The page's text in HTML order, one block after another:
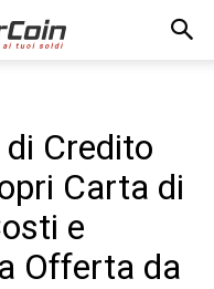
Credito
Carta di
e
Offerta da